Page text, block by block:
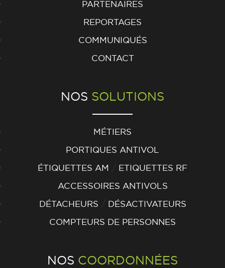
PARTENAIRES
REPORTAGES
COMMUNIQUÉS
CONTACT
NOS SOLUTIONS
MÉTIERS
PORTIQUES ANTIVOL
ÉTIQUETTES AM
ETIQUETTES RF
ACCESSOIRES ANTIVOLS
DÉTACHEURS
DÉSACTIVATEURS
COMPTEURS DE PERSONNES
NOS COORDONNÉES